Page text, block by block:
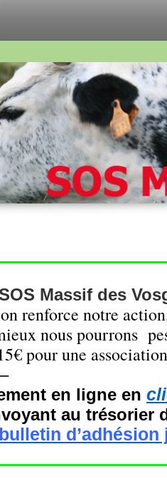
Massif des
renforce notre
nous pourrons
€ pour une
–
en ligne en
au trésorier
d’adhésion